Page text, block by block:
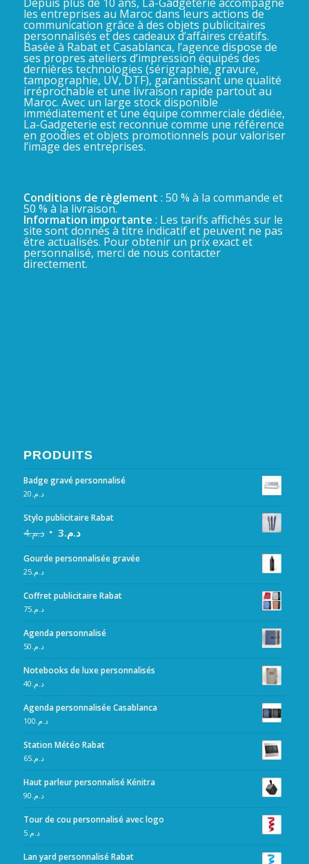
les entreprises au Maroc dans leurs actions de
communication grâce à des objets publicitaires
personnalisés et des cadeaux d’affaires créatifs.
Basée à Rabat et Casablanca, l’agence dispose de
ses propres ateliers d’impression équipés des
dernières technologies (sérigraphie, gravure,
tampographie, UV, DTF), garantissant une qualité
irréprochable et une livraison rapide partout au
Maroc. Avec un large stock disponible
immédiatement et une équipe commerciale dédiée,
La-Gadgeterie est reconnue comme une référence
en goodies et objets promotionnels pour valoriser
l’image des entreprises.
Conditions de règlement : 50 % à la commande et
50 % à la livraison.
Information importante : Les tarifs affichés sur le
site sont donnés à titre indicatif et peuvent ne pas
être actualisés. Pour obtenir un prix exact et
personnalisé, merci de nous contacter
directement.
PRODUITS
Badge gravé personnalisé
د.م.20
Stylo publicitaire Rabat
د.م.4 د.م.3
Gourde personnalisée gravée
د.م.25
Coffret publicitaire Rabat
د.م.75
Agenda personnalisé
د.م.50
Notebooks de luxe personnalisés
د.م.40
Agenda personnalisée Casablanca
د.م.100
Station Météo Rabat
د.م.65
Haut parleur personnalisé Kénitra
د.م.90
Tour de cou personnalisé avec logo
د.م.5
Lan yard personnalisé Rabat